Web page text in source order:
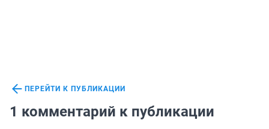
ПЕРЕЙТИ К ПУБЛИКАЦИИ
1 комментарий к публикации